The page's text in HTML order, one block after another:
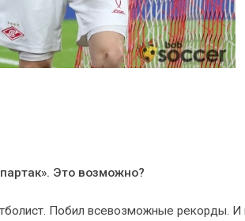
Это возможно?
Побил всевозможные рекорды. И